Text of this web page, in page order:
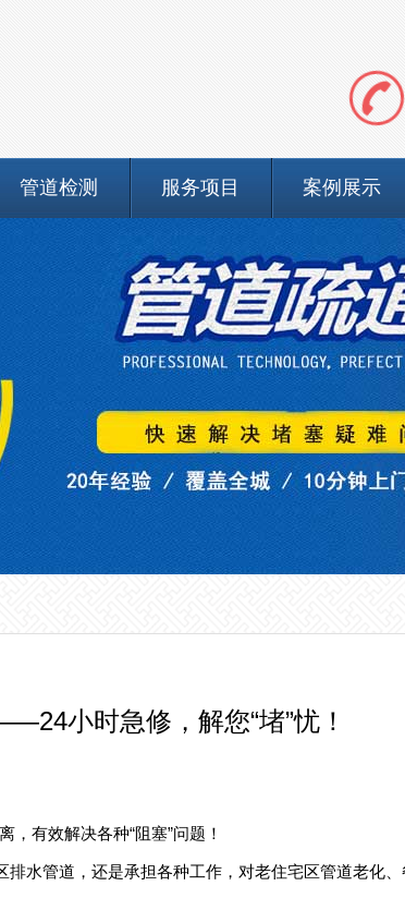
管道检测 服务项目 案例展示
小时急修，解您“堵”忧！
有效解决各种“阻塞”问题！
水管道，还是承担各种工作，对老住宅区管道老化